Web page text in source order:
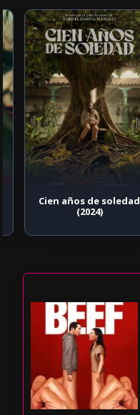
Cien años de soledad
(2024)